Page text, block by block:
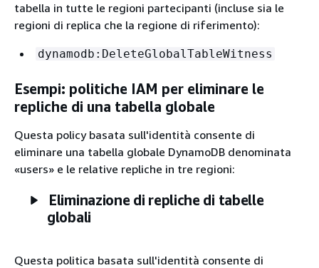
tabella in tutte le regioni partecipanti (incluse sia le
regioni di replica che la regione di riferimento):
dynamodb:DeleteGlobalTableWitness
Esempi: politiche IAM per eliminare le
repliche di una tabella globale
Questa policy basata sull'identità consente di
eliminare una tabella globale DynamoDB denominata
«users» e le relative repliche in tre regioni:
Eliminazione di repliche di tabelle
globali
Questa politica basata sull'identità consente di